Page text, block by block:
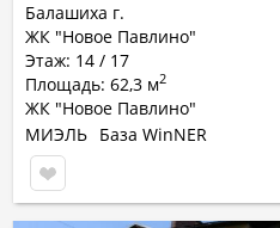
Балашиха г.
ЖК "Новое Павлино"
Этаж: 14 / 17
Площадь: 62,3 м2
ЖК "Новое Павлино"
МИЭЛЬ База WinNER